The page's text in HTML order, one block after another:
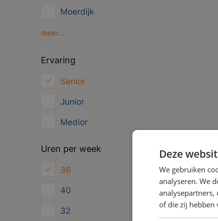
Moerdijk
Oosterhout
meer...
Ervaring
Senior
Junior
Medior
Uren per week
36
40
32
Deze
We gebruiken
analyseren. We
of die zij